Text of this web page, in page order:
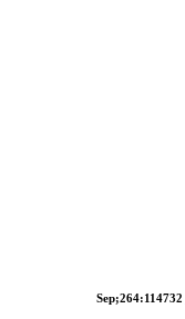
Sep;264:114732